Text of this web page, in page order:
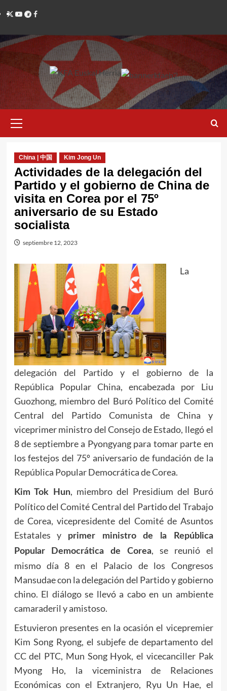
al
Twitter
YouTube
Telegram
Facebook
primario
China | 中国 Kim Jong Un
Actividades de la delegación del
Partido y el gobierno de China de
visita en Corea por el 75º
aniversario de su Estado
socialista
septiembre 12, 2023
La
delegación del Partido y el gobierno de la
República Popular China, encabezada por Liu
Guozhong, miembro del Buró Político del Comité
Central del Partido Comunista de China y
viceprimer ministro del Consejo de Estado, llegó el
8 de septiembre a Pyongyang para tomar parte en
los festejos del 75º aniversario de fundación de la
República Popular Democrática de Corea.
Kim Tok Hun, miembro del Presidium del Buró
Político del Comité Central del Partido del Trabajo
de Corea, vicepresidente del Comité de Asuntos
Estatales y
primer ministro de la República
Popular Democrática de Corea, se reunió el
mismo día 8 en el Palacio de los Congresos
Mansudae con la delegación del Partido y gobierno
chino. El diálogo se llevó a cabo en un ambiente
camaraderil y amistoso.
Estuvieron presentes en la ocasión el vicepremier
Kim Song Ryong, el subjefe de departamento del
CC del PTC, Mun Song Hyok, el vicecanciller Pak
Myong Ho, la viceministra de Relaciones
Económicas con el Extranjero, Ryu Un Hae, el